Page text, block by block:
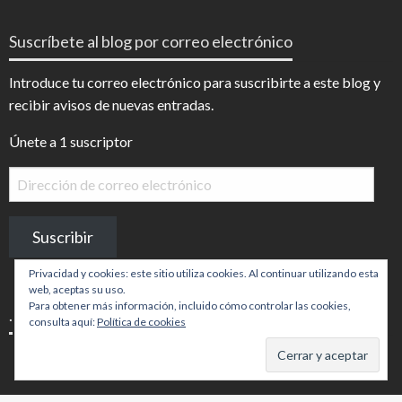
en en
Suscríbete al blog por correo electrónico
Introduce tu correo electrónico para suscribirte a este blog y
recibir avisos de nuevas entradas.
Únete a 1 suscriptor
Dirección
de
electrónico
Suscribir
.
Privacidad y cookies: este sitio utiliza cookies. Al continuar utilizando esta
web, aceptas su uso.
Para obtener más información, incluido cómo controlar las cookies,
consulta aquí:Política de cookies